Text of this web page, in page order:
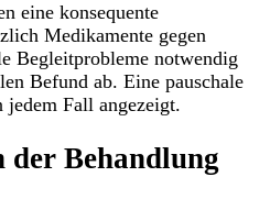
eine konsequente
Medikamente gegen
Begleitprobleme notwendig
Befund ab. Eine pauschale
Fall angezeigt.
der Behandlung